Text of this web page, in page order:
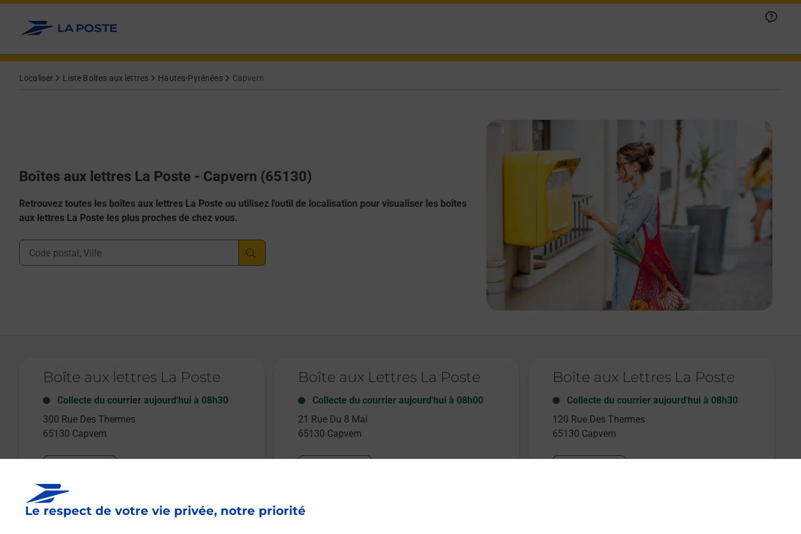
Le respect de votre vie privée, notre priorité
Allez au contenu
Localiser Liste Boîtes aux lettres Hautes-Pyrénées Capvern
Boîtes aux lettres La Poste - Capvern (65130)
Retrouvez toutes les boîtes aux lettres La Poste ou utilisez l'outil de localisation pour visualiser les boîtes
aux lettres La Poste les plus proches de chez vous.
Ville, Département, Code Postal
Boîte aux lettres La Poste
Collecte du courrier aujourd'hui à 08h30
300 Rue Des Thermes
65130 Capvern
Boîte aux Lettres La Poste
Collecte du courrier aujourd'hui à 08h00
21 Rue Du 8 Mai
65130 Capvern
Boîte aux Lettres La Poste
Collecte du courrier aujourd'hui à 08h30
120 Rue Des Thermes
65130 Capvern
Le lien s'ouvre dans un nouvel onglet